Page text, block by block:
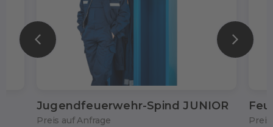
Jugendfeuerwehr-Spind JUNIOR
Preis auf Anfrage